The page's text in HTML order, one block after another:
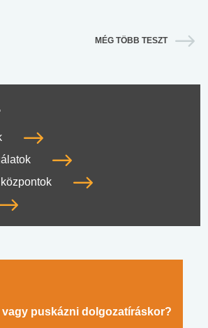
MÉG TÖBB TESZT
puskázni dolgozatíráskor?